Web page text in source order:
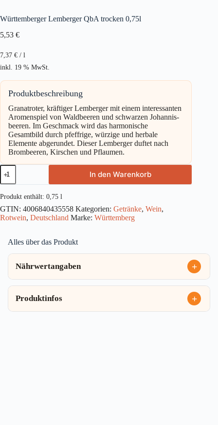
Württemberger Lemberger QbA trocken 0,75l
5,53 €
7,37 € / l
inkl. 19 % MwSt.
Produktbeschreibung
Granatroter, kräftiger Lemberger mit einem interessanten
Aromenspiel von Waldbeeren und schwarzen Johannis-
beeren. Im Geschmack wird das harmonische
Gesamtbild durch pfeffrige, würzige und herbale
Elemente abgerundet. Dieser Lemberger duftet nach
Brombeeren, Kirschen und Pflaumen.
Württemberger
Lemberger
QbA
trocken
0,75l
Menge
In den Warenkorb
Produkt enthält: 0,75 l
GTIN: 4006840435558 Kategorien: Getränke, Wein,
Rotwein, Deutschland Marke: Württemberg
Alles über das Produkt
Nährwertangaben
Produktinfos